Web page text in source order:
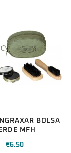
BOLSA
MFH
€6.50